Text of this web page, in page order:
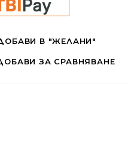
В "ЖЕЛАНИ"
ЗА СРАВНЯВАНЕ